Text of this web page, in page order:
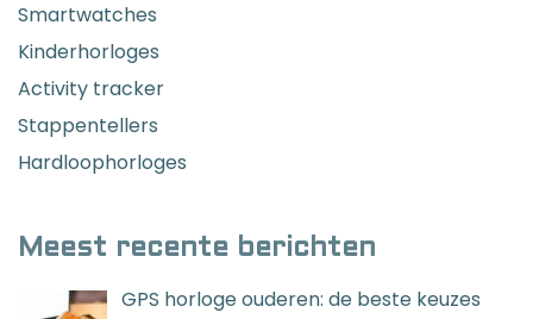
Smartwatches
Kinderhorloges
Activity tracker
Stappentellers
Hardloophorloges
Meest recente berichten
GPS horloge ouderen: de beste keuzes